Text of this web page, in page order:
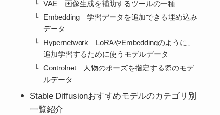
VAE｜画像生成を補助するツールの一種
Embedding｜学習データを追加できる埋め込み
データ
Hypernetwork｜LoRAやEmbeddingのように、
追加学習するために使うモデルデータ
Controlnet｜人物のポーズを指定する際のモデ
ルデータ
Stable Diffusionおすすめモデルのカテゴリ別
一覧紹介